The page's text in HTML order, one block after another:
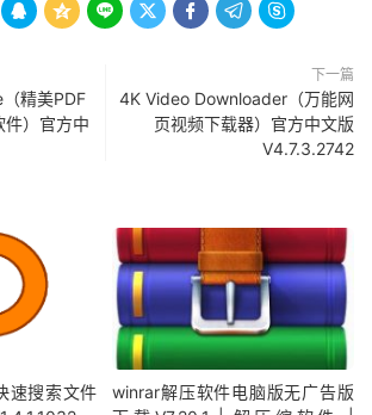
      
精美PDF
件）官方中
下一篇
4K Video Downloader（万能网
页视频下载器）官方中文版
V4.7.3.2742
速搜索文件
winrar解压软件电脑版无广告版